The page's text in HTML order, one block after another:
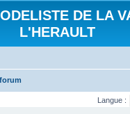
DE LA
L'HERAULT
Langue :